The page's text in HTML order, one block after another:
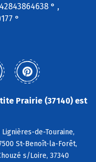
° ,
°
Prairie (37140) est
de-Touraine,
St-Benoît-la-Forêt,
s/Loire, 37340